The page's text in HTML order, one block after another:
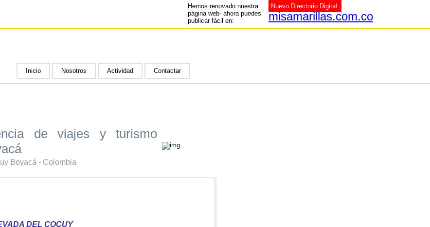
Hemos renovado nuestra
página web- ahora puedes
publicar fácil en:
Nuevo Directorio Digital:
misamarillas.com.co
Inicio Nosotros Actividad Contactar
de viajes y turismo
Boyacá - Colombia
DEL COCUY